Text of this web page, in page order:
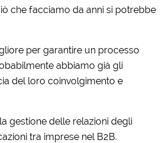
che facciamo da anni si potrebbe
per garantire un processo
abbiamo già gli
del loro coinvolgimento e
gestione delle relazioni degli
tra imprese nel B2B.